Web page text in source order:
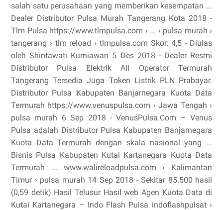
salah satu perusahaan yang memberikan kesempatan ...
Dealer Distributor Pulsa Murah Tangerang Kota 2018 -
Tlm Pulsa https://www.tlmpulsa.com › ... › pulsa murah ›
tangerang › tlm reload › tlmpulsa.com Skor: 4,5 - ‎Diulas
oleh Shintawati Kurniawan 5 Des 2018 - Dealer Resmi
Distributor Pulsa Elektrik All Operator Termurah
Tangerang Tersedia Juga Token Listrik PLN Prabayar.
Distributor Pulsa Kabupaten Banjarnegara Kuota Data
Termurah https://www.venuspulsa.com › Jawa Tengah ›
pulsa murah 6 Sep 2018 - VenusPulsa.Com – Venus
Pulsa adalah Distributor Pulsa Kabupaten Banjarnegara
Kuota Data Termurah dengan skala nasional yang ...
Bisnis Pulsa Kabupaten Kutai Kartanegara Kuota Data
Termurah ... www.walireloadpulsa.com › Kalimantan
Timur › pulsa murah 14 Sep 2018 - Sekitar 85.500 hasil
(0,59 detik) Hasil Telusur Hasil web Agen Kuota Data di
Kutai Kartanegara – Indo Flash Pulsa indoflashpulsat ›